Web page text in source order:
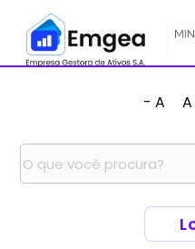
- A A